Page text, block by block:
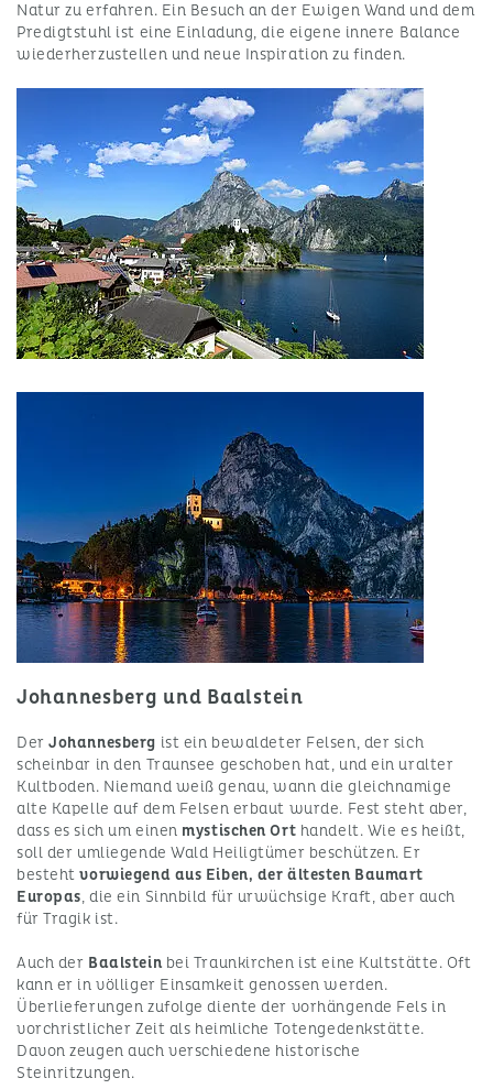
Natur zu erfahren. Ein Besuch an der Ewigen Wand und dem
Predigtstuhl ist eine Einladung, die eigene innere Balance
wiederherzustellen und neue Inspiration zu finden.
Johannesberg und Baalstein
DerJohannesberg ist ein bewaldeter Felsen, der sich
scheinbar in den Traunsee geschoben hat, und ein uralter
Kultboden. Niemand weiß genau, wann die gleichnamige
alte Kapelle auf dem Felsen erbaut wurde. Fest steht aber,
dass es sich um einen mystischen Ort handelt. Wie es heißt,
soll der umliegende Wald Heiligtümer beschützen. Er
bestehtvorwiegend aus Eiben, der ältesten Baumart
Europas, die ein Sinnbild für urwüchsige Kraft, aber auch
für Tragik ist.
Auch der Baalstein bei Traunkirchen ist eine Kultstätte. Oft
kann er in völliger Einsamkeit genossen werden.
Überlieferungen zufolge diente der vorhängende Fels in
vorchristlicher Zeit als heimliche Totengedenkstätte.
Davon zeugen auch verschiedene historische
Steinritzungen.